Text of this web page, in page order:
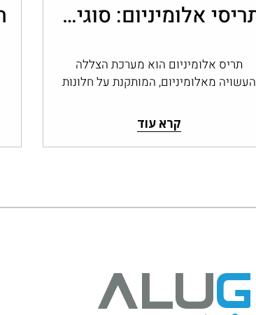
תריסי אלומיניום: סוגים, יתרונות ובחירה לבית
תריס אלומיניום הוא מערכת הצללה
העשויה מאלומיניום, המותקנת על חלונות
בפרטיות ובחשיפה לחוץ. תריסי אלומיניום…
קרא עוד